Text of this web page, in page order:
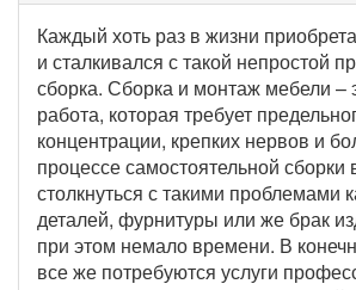
Каждый хоть раз в жизни
и сталкивался с такой непростой
сборка. Сборка и монтаж мебели –
работа, которая требует
концентрации, крепких нервов и
процессе самостоятельной
столкнуться с такими проблемами
деталей, фурнитуры или же брак
при этом немало времени. В
все же потребуются услуги